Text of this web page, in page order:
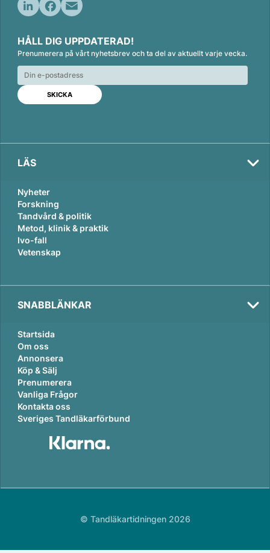
n
k
e
d
n
c
e
b
o
o
k
a
i
l
HÅLL DIG UPPDATERAD!
Prenumerera på vårt nyhetsbrev och ta del av aktuellt varje vecka.
LÄS
Nyheter
Forskning
Tandvård & politik
Metod, klinik & praktik
Ivo-fall
Vetenskap
SNABBLÄNKAR
Startsida
Om oss
Annonsera
Köp & Sälj
Prenumerera
Vanliga Frågor
Kontakta oss
Sveriges Tandläkarförbund
© Tandläkartidningen 2026